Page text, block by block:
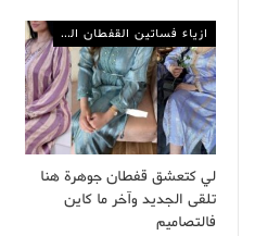
ازياء فساتين القفطان المغربي
لي كتعشق قفطان جوهرة هنا
تلقى الجديد وآخر ما كاين
فالتصاميم